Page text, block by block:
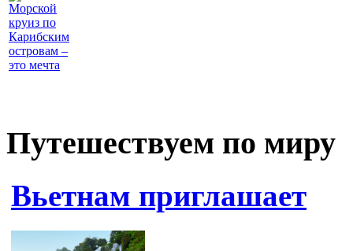
Морской
круиз по
Карибским
островам –
это мечта
Путешествуем по миру
Вьетнам приглашает